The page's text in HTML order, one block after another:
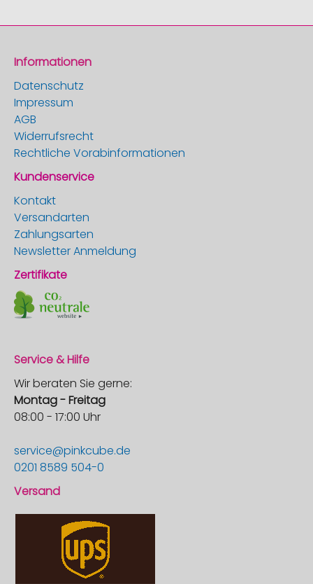
Informationen
Datenschutz
Impressum
AGB
Widerrufsrecht
Rechtliche Vorabinformationen
Kundenservice
Kontakt
Versandarten
Zahlungsarten
Newsletter Anmeldung
Zertifikate
Service & Hilfe
Wir beraten Sie gerne:
Montag - Freitag
08:00 - 17:00 Uhr
service@pinkcube.de
0201 8589 504-0
Versand